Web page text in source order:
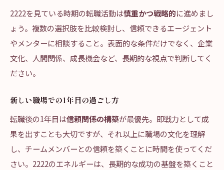
2222を見ている時期の転職活動は慎重かつ戦略的に進めまし
ょう。複数の選択肢を比較検討し、信頼できるエージェント
やメンターに相談すること。表面的な条件だけでなく、企業
文化、人間関係、成長機会など、長期的な視点で判断してく
ださい。
新しい職場での1年目の過ごし方
転職後の1年目は信頼関係の構築が最優先。即戦力として成
果を出すことも大切ですが、それ以上に職場の文化を理解
し、チームメンバーとの信頼を築くことに時間を使ってくだ
さい。2222のエネルギーは、長期的な成功の基盤を築くこと